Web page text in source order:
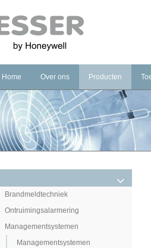
Home Over ons
Bedrijf
Merk
Kwaliteit
Producten
Branddetectie
Brandmeldtechniek
Ontruimingsalarmering
Managementsystemen
Managementsystemen